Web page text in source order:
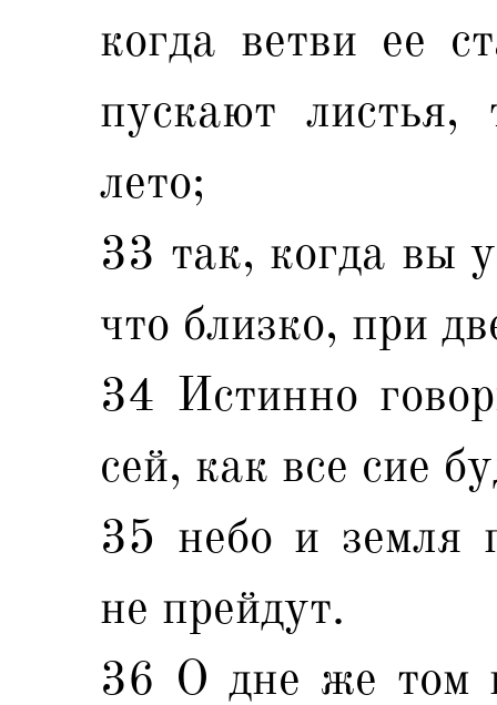
когда ветви ее
пускают листья,
лето;
33 так, когда вы
что близко, при
34 Истинно
сей, как все сие
35 небо и земля
не прейдут.
36 О дне же том